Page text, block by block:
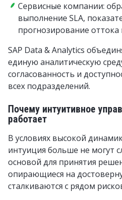
Сервисные компании:
выполнение SLA,
прогнозирование оттока
SAP Data & Analytics
единую аналитическую
согласованность и
всех подразделений.
Почему интуитивное
работает
В условиях высокой
интуиция больше не могут
основой для принятия
опирающиеся на
сталкиваются с рядом